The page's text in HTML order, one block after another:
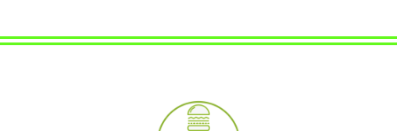
9/7から9/12まで、大丸札幌店＜アロ！ハ